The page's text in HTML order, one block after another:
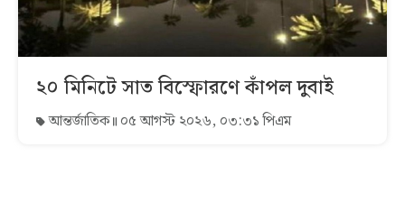
২০ মিনিটে সাত বিস্ফোরণে কাঁপল দুবাই
আন্তর্জাতিক ০৫ আগস্ট ২০২৬, ০৩:৩১ পিএম